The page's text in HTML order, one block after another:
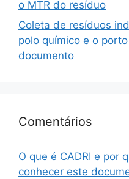
o MTR do resíduo
Coleta de resíduos
polo químico e o
documento
Comentários
O que é CADRI e por
conhecer este